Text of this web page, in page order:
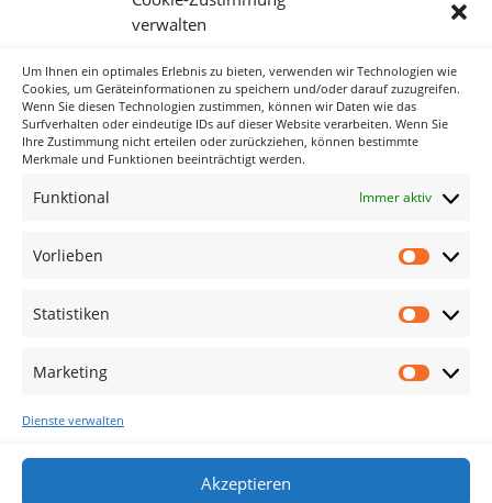
verwalten
Um Ihnen ein optimales Erlebnis zu bieten, verwenden wir Technologien wie
Cookies, um Geräteinformationen zu speichern und/oder darauf zuzugreifen.
Wenn Sie diesen Technologien zustimmen, können wir Daten wie das
Surfverhalten oder eindeutige IDs auf dieser Website verarbeiten. Wenn Sie
Ihre Zustimmung nicht erteilen oder zurückziehen, können bestimmte
Merkmale und Funktionen beeinträchtigt werden.
Funktional Immer aktiv
Vorlieben
Statistiken
Marketing
Dienste verwalten
Akzeptieren
Neueste Kommentare
Archiv
Keine Kategorien
Meta
Eintrags-Feed
WordPress.org